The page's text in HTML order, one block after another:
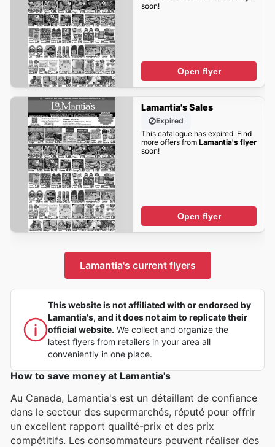
soon!
Open flyer
Lamantia's Sales
Expired
This catalogue has expired. Find
more offers from Lamantia's flyer
soon!
Open flyer
Lamantia's current flyers
This website is not affiliated with or endorsed by
Lamantia's, and it does not aim to replicate their
official website. We collect and organize the
latest flyers from retailers in your area all
conveniently in one place.
How to save money at Lamantia's
Au Canada, Lamantia's est un détaillant de confiance
dans le secteur des supermarchés, réputé pour offrir
un excellent rapport qualité-prix et des prix
compétitifs. Les consommateurs peuvent réaliser des